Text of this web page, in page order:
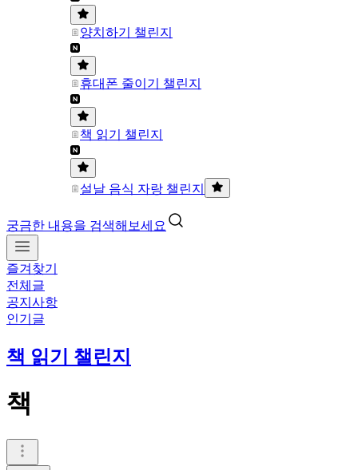
양치하기 챌린지
휴대폰 줄이기 챌린지
책 읽기 챌린지
설날 음식 자랑 챌린지
궁금한 내용을 검색해보세요
즐겨찾기
전체글
공지사항
인기글
책 읽기 챌린지
책